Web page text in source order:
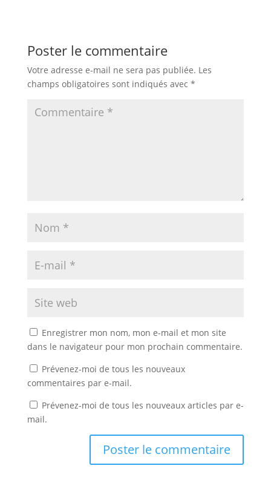
Poster le commentaire
Votre adresse e-mail ne sera pas publiée. Les
champs obligatoires sont indiqués avec *
Enregistrer mon nom, mon e-mail et mon site
dans le navigateur pour mon prochain commentaire.
Prévenez-moi de tous les nouveaux
commentaires par e-mail.
Prévenez-moi de tous les nouveaux articles par e-
mail.